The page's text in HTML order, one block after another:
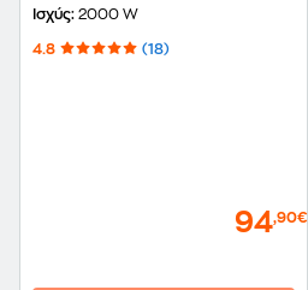
Ισχύς: 2000 W
4.8 (18)
94,90€